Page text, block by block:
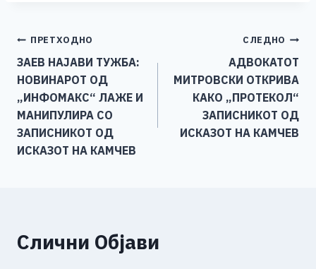
b
o
o
k
n
g
er
Li
n
k
Навигација
на
напис
ПРЕТХОДНО
ЗАЕВ НАЈАВИ ТУЖБА:
НОВИНАРОТ ОД
„ИНФОМАКС“ ЛАЖЕ И
МАНИПУЛИРА СО
ЗАПИСНИКОТ ОД
ИСКАЗОТ НА КАМЧЕВ
СЛЕДНО
АДВОКАТОТ
МИТРОВСКИ ОТКРИВА
КАКО „ПРОТЕКОЛ“
ЗАПИСНИКОТ ОД
ИСКАЗОТ НА КАМЧЕВ
Слични Објави